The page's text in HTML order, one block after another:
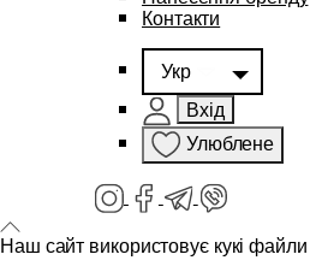
Контакти
Укр
Вхід
Улюблене
Наш сайт використовує кукі файли